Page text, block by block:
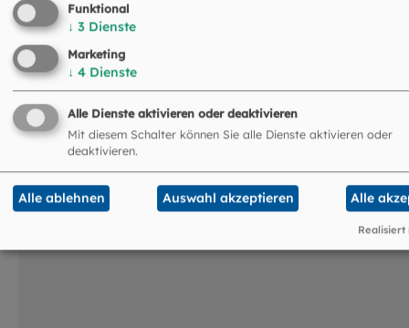
Das könnte Sie auch
interessieren
Funktional
↓ 3 Dienste
Marketing
↓ 4 Dienste
Alle Dienste aktivieren oder deaktivieren
Mit diesem Schalter können Sie alle Dienste aktivieren oder
deaktivieren.
Alle ablehnen Auswahl akzeptieren Alle
Realisiert